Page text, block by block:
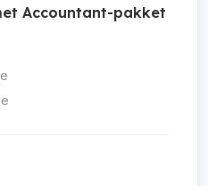
Accountant-pakket